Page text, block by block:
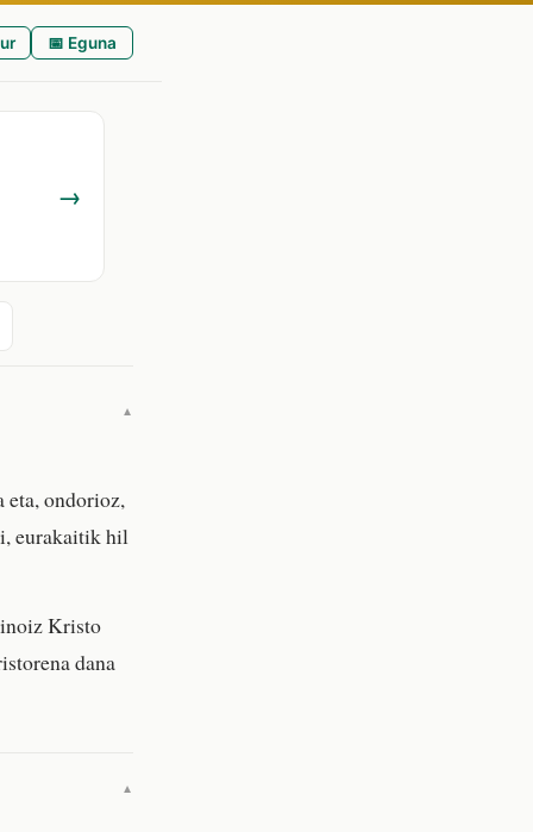
📅 Eguna
→
▼
eta, ondorioz,
eurakaitik hil
inoiz Kristo
dana
▼